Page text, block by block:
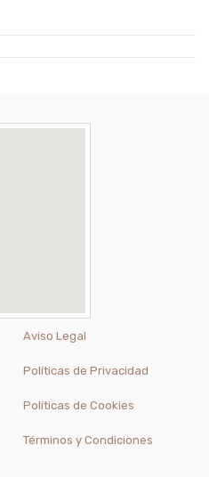
Aviso Legal
Políticas de Privacidad
Políticas de Cookies
Términos y Condiciones